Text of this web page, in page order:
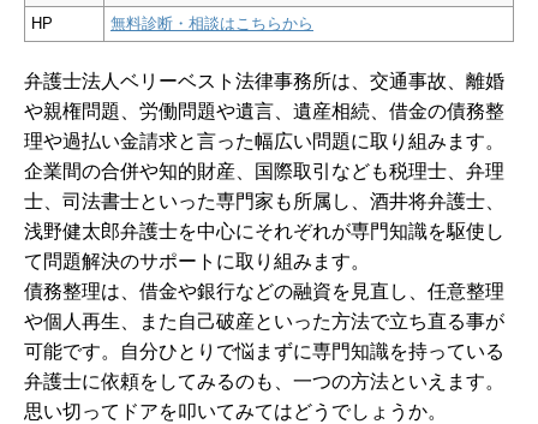
HP
無料診断・相談はこちらから
弁護士法人ベリーベスト法律事務所は、交通事故、離婚
や親権問題、労働問題や遺言、遺産相続、借金の債務整
理や過払い金請求と言った幅広い問題に取り組みます。
企業間の合併や知的財産、国際取引なども税理士、弁理
士、司法書士といった専門家も所属し、酒井将弁護士、
浅野健太郎弁護士を中心にそれぞれが専門知識を駆使し
て問題解決のサポートに取り組みます。
債務整理は、借金や銀行などの融資を見直し、任意整理
や個人再生、また自己破産といった方法で立ち直る事が
可能です。自分ひとりで悩まずに専門知識を持っている
弁護士に依頼をしてみるのも、一つの方法といえます。
思い切ってドアを叩いてみてはどうでしょうか。